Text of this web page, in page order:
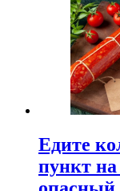
Едите
пункт на